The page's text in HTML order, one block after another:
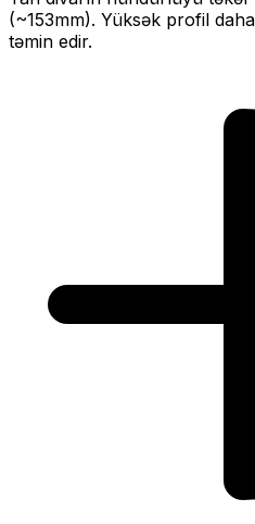
(~153mm). Yüksək profil
təmin edir.